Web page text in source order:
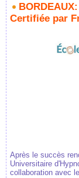
Certifiée par
Après le succès
Universitaire
collaboration avec